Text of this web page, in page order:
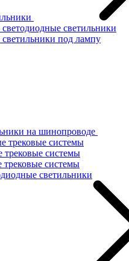
светильники
под лампу
на шинопроводе
трековые системы
трековые системы
системы
светильники